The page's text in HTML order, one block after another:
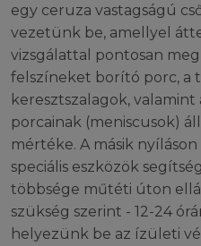
egy ceruza vastagságú
vezetünk be, amellyel
vizsgálattal pontosan
felszíneket borító porc, a
keresztszalagok,
porcainak (meniscusok)
mértéke. A másik
speciális eszközök
többsége műtéti úton
szükség szerint - 12-24
helyezünk be az ízületi